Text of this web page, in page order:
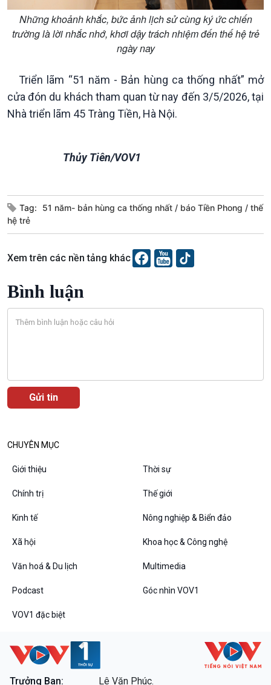
Bình luận
10 phút Sự kiện - Luận bàn
Câu chuyện thời sự
Dòng chảy sự kiện
Diễn đàn chủ nhật
Chuyện đêm
Thanh âm ký sự
Các chương trình đặc biệt
Những khoảnh khắc, bức ảnh lịch sử cùng ký ức chiến
trường là lời nhắc nhớ, khơi dậy trách nhiệm đến thế hệ trẻ
ngày nay
Triển lãm “51 năm - Bản hùng ca thống nhất” mở
cửa đón du khách tham quan từ nay đến 3/5/2026, tại
Nhà triển lãm 45 Tràng Tiền, Hà Nội.
Thủy Tiên/VOV1
Tag: 51 năm- bản hùng ca thống nhất báo Tiền Phong
thế
hệ trẻ
Xem trên các nền tảng khác
Bình luận
CHUYÊN MỤC
Giới thiệu Thời sự
Chính trị Thế giới
Kinh tế Nông nghiệp & Biển đảo
Xã hội Khoa học & Công nghệ
Văn hoá & Du lịch Multimedia
Podcast Góc nhìn VOV1
VOV1 đặc biệt
Trưởng Ban: Lê Văn Phúc.